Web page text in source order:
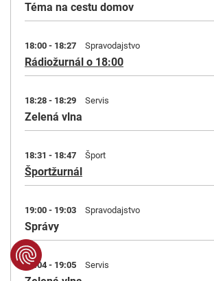
Téma na cestu domov
18:00 - 18:27 Spravodajstvo
Rádiožurnál o 18:00
18:28 - 18:29 Servis
Zelená vlna
18:31 - 18:47 Šport
Športžurnál
19:00 - 19:03 Spravodajstvo
Správy
19:04 - 19:05 Servis